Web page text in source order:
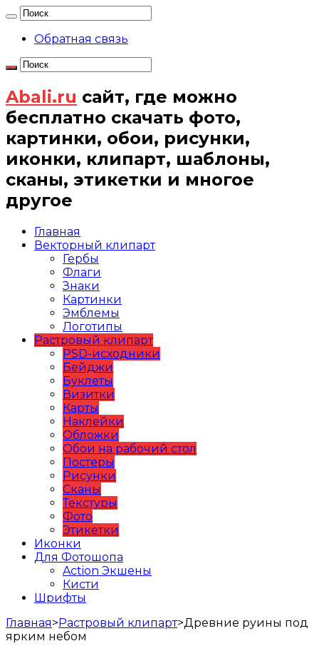
Обратная связь
Abali.ru сайт, где можно
бесплатно скачать фото,
картинки, обои, рисунки,
иконки, клипарт, шаблоны,
сканы, этикетки и многое
другое
Главная
Векторный клипарт
Гербы
Флаги
Знаки
Картинки
Эмблемы
Логотипы
Растровый клипарт
PSD-исходники
Бейджи
Буклеты
Визитки
Карты
Наклейки
Обложки
Обои на рабочий стол
Постеры
Рисунки
Сканы
Текстуры
Фото
Этикетки
Иконки
Для Фотошопа
Action Экшены
Кисти
Шрифты
Главная>Растровый клипарт>Древние руины под
ярким небом